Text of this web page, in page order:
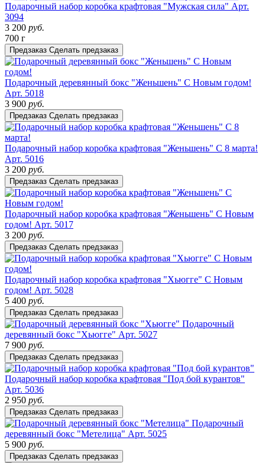
Подарочный набор коробка крафтовая "Мужская сила" Арт.
3094
3 200 руб.
700 г
Предзаказ Сделать предзаказ
Подарочный деревянный бокс "Женьшень" С Новым годом!
Арт. 5018
3 900 руб.
Предзаказ Сделать предзаказ
Подарочный набор коробка крафтовая "Женьшень" С 8 марта!
Арт. 5016
3 200 руб.
Предзаказ Сделать предзаказ
Подарочный набор коробка крафтовая "Женьшень" С Новым
годом! Арт. 5017
3 200 руб.
Предзаказ Сделать предзаказ
Подарочный набор коробка крафтовая "Хьюгге" С Новым
годом! Арт. 5028
5 400 руб.
Предзаказ Сделать предзаказ
Подарочный
деревянный бокс "Хьюгге" Арт. 5027
7 900 руб.
Предзаказ Сделать предзаказ
Подарочный набор коробка крафтовая "Под бой курантов"
Арт. 5036
2 950 руб.
Предзаказ Сделать предзаказ
Подарочный
деревянный бокс "Метелица" Арт. 5025
5 900 руб.
Предзаказ Сделать предзаказ